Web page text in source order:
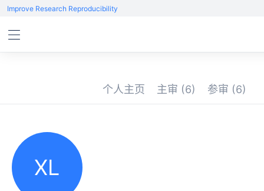
Improve Research Reproducibility
个人主页 主审 (6) 参审 (6)
XL